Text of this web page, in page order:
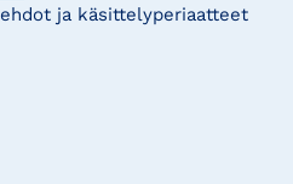
ehdot ja käsittelyperiaatteet